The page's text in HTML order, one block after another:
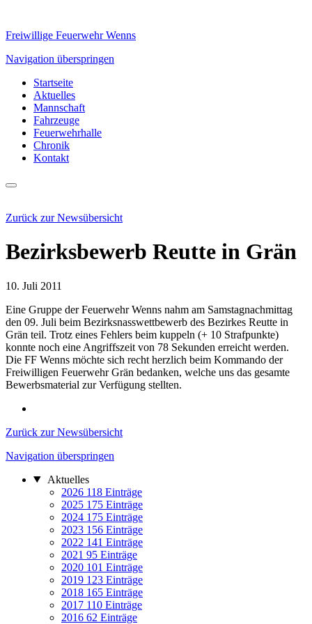
Freiwillige Feuerwehr Wenns
Navigation überspringen
Startseite
Aktuelles
Mannschaft
Fahrzeuge
Feuerwehrhalle
Chronik
Kontakt
Zurück zur Newsübersicht
Bezirksbewerb Reutte in Grän
10. Juli 2011
Eine Gruppe der Feuerwehr Wenns nahm am Samstagnachmittag
den 09. Juli beim Bezirksnasswettbewerb des Bezirkes Reutte in
Grän teil. Trotz eines Fehlers beim kuppeln (+ 10 Strafpunkte)
konnte noch eine Angriffszeit von 78 Sekunden erreicht werden.
Die FF Wenns möchte sich recht herzlich beim Kommando der
Freiwilligen Feuerwehr Grän bedanken, welche uns das gesamte
Bewerbsmaterial zur Verfügung stellten.
Zurück zur Newsübersicht
Navigation überspringen
Aktuelles
2026 118 Einträge
2025 175 Einträge
2024 175 Einträge
2023 156 Einträge
2022 141 Einträge
2021 95 Einträge
2020 101 Einträge
2019 123 Einträge
2018 165 Einträge
2017 110 Einträge
2016 62 Einträge